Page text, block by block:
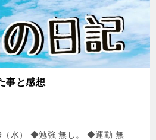
事と感想
（水） ◆勉強 無し。 ◆運動 無